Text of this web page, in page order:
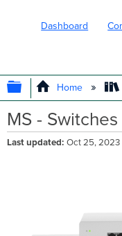
Dashboard
EXPAND/
Home
MS - Switches
Last updated Oct 25, 2023